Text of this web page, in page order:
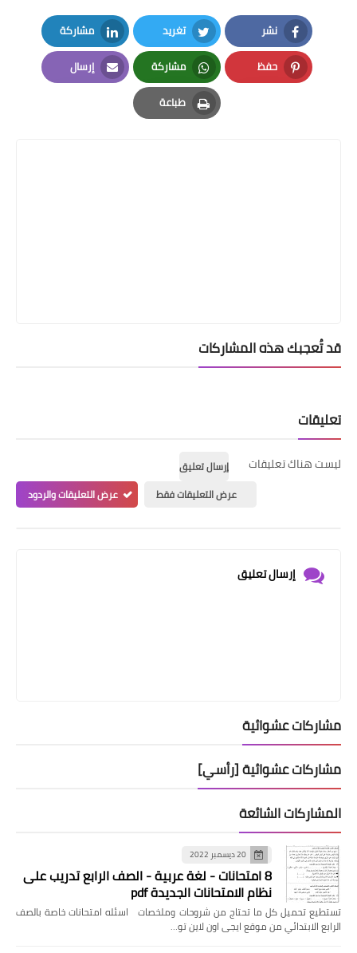
نشر
Facebook
تغريد
Twitter
مشاركة
LinkedIn
حفظ
Pinterest
مشاركة
Whatsapp
إرسال
Email
طباعة
Print
قد تُعجبك هذه المشاركات
تعليقات
ليست هناك تعليقات
إرسال تعليق
عرض التعليقات فقط
عرض التعليقات والردود
إرسال تعليق
مشاركات عشوائية
مشاركات عشوائية [رأسي]
المشاركات الشائعة
20 ديسمبر 2022
8 امتحانات - لغة عربية - الصف الرابع تدريب على
نظام الامتحانات الجديدة pdf
تستطيع تحميل كل ما تحتاج من شروحات وملخصات اسئله امتحانات خاصة بالصف
الرابع الابتدائي من موقع ايجى اون لاين تو…